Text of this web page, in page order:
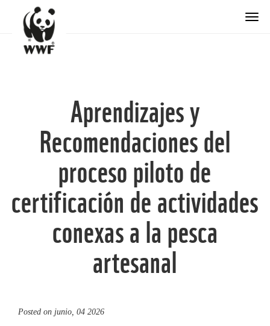
Aprendizajes y
Recomendaciones del
proceso piloto de
certificación de actividades
conexas a la pesca
artesanal
Posted on junio, 04 2026